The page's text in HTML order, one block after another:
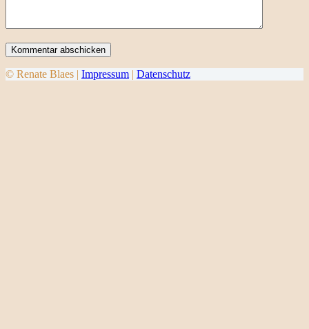
Kommentar abschicken
© Renate Blaes | Impressum | Datenschutz